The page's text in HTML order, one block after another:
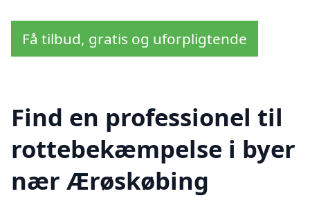
Få tilbud, gratis og uforpligtende
Find en professionel til
rottebekæmpelse i byer
nær Ærøskøbing